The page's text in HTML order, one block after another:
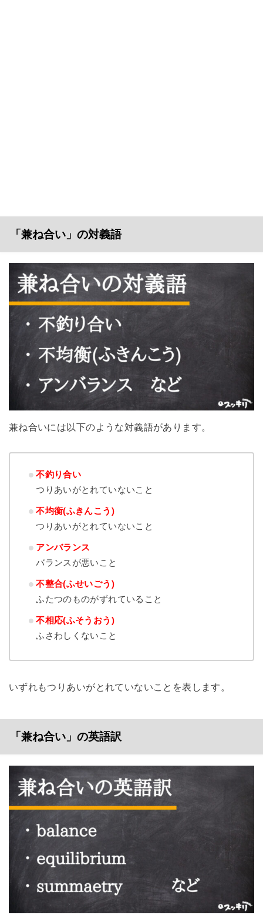
「兼ね合い」の対義語
兼ね合いには以下のような対義語があります。
不釣り合い
つりあいがとれていないこと
不均衡(ふきんこう)
つりあいがとれていないこと
アンバランス
バランスが悪いこと
不整合(ふせいごう)
ふたつのものがずれていること
不相応(ふそうおう)
ふさわしくないこと
いずれもつりあいがとれていないことを表します。
「兼ね合い」の英語訳